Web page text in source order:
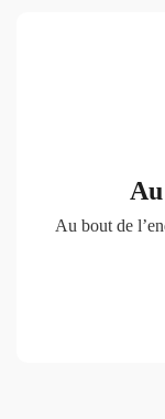
Au bout de